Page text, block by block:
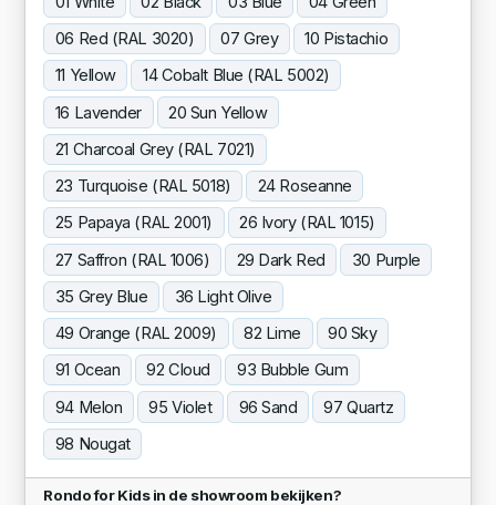
06 Red (RAL 3020)
07 Grey
10 Pistachio
11 Yellow
14 Cobalt Blue (RAL 5002)
16 Lavender
20 Sun Yellow
21 Charcoal Grey (RAL 7021)
23 Turquoise (RAL 5018)
24 Roseanne
25 Papaya (RAL 2001)
26 Ivory (RAL 1015)
27 Saffron (RAL 1006)
29 Dark Red
30 Purple
35 Grey Blue
36 Light Olive
49 Orange (RAL 2009)
82 Lime
90 Sky
91 Ocean
92 Cloud
93 Bubble Gum
94 Melon
95 Violet 96 Sand
97 Quartz
98 Nougat
Rondo for Kids in de showroom bekijken?